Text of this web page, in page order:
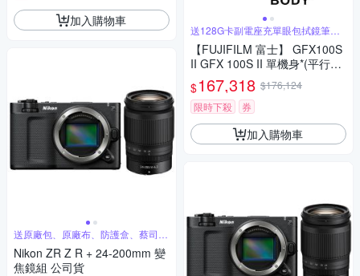
加入購物車
送原廠包、原廠布、防護盒、蔡司清
潔組
Nikon ZR Z R + 24-200mm 變
焦鏡組 公司貨
送128G卡副電座充單眼包拭鏡筆背
帶
【FUJIFILM 富士】 GFX100S
II GFX 100S II 單機身*(平行輸
入)
$167,318 $176,124
限時下殺
券
加入購物車